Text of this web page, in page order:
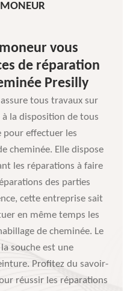
vous
de réparation
Presilly
assure tous travaux sur
à la disposition de tous
pour effectuer les
cheminée. Elle dispose
les réparations à faire
des parties
cette entreprise sait
en même temps les
de cheminée. Le
souche est une
Profitez du savoir-
réussir les réparations